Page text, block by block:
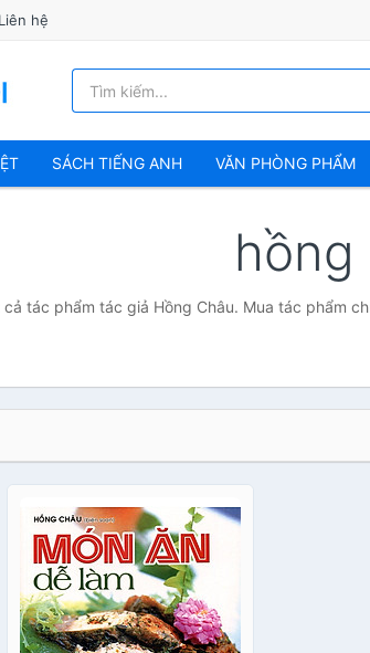
Liên hệ
SÁCH TIẾNG ANH VĂN PHÒNG PHẨM
hồng
cả tác phẩm tác giả Hồng Châu. Mua tác phẩm